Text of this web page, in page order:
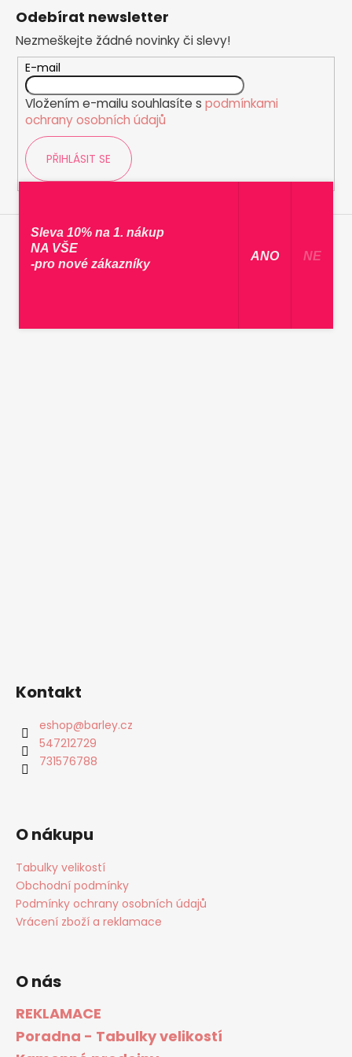
Odebírat newsletter
Nezmeškejte žádné novinky či slevy!
E-mail
Vložením e-mailu souhlasíte s podmínkami
ochrany osobních údajů
PŘIHLÁSIT SE
Kontakt
eshop@barley.cz
547212729
731576788
O nákupu
Tabulky velikostí
Obchodní podmínky
Podmínky ochrany osobních údajů
Vrácení zboží a reklamace
O nás
REKLAMACE
Poradna - Tabulky velikostí
Sleva 10% na 1. nákup
NA VŠE
-pro nové zákazníky
​ ANO ​ NE